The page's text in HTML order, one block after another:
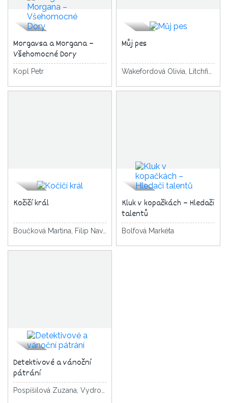
Morgavsa a Morgana –
Všehomocné Dory
Kopl Petr
Můj pes
Kočičí král
Kluk v kopačkách – Hledači
talentů
Bolfová Markéta
Detektivové a vánoční
pátrání